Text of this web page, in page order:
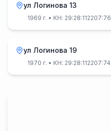
ул Логинова 13
1969 г. • КН: 29:28:112207:76
ул Логинова 19
1970 г. • КН: 29:28:112207:74